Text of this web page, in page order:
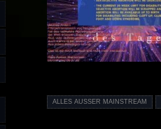
ALLES AUSSER MAINSTREAM